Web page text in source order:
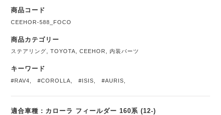
商品コード
CEEHOR-588_FOCO
商品カテゴリー
ステアリング ,TOYOTA ,CEEHOR 内装パーツ
キーワード
#RAV4 ,#COROLLA ,#ISIS ,#AURIS
適合車種：カローラ フィールダー 160系 (12-)